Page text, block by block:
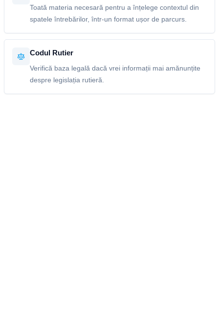
Toată materia necesară pentru a înțelege contextul din
spatele întrebărilor, într-un format ușor de parcurs.
Codul Rutier
Verifică baza legală dacă vrei informații mai amănunțite
despre legislația rutieră.